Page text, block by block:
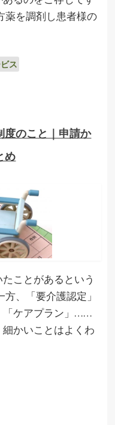
薬を調剤し患者様の
ス
度のこと｜申請か
め
ことがあるという
、「要介護認定」
「ケアプラン」……
かいことはよくわ